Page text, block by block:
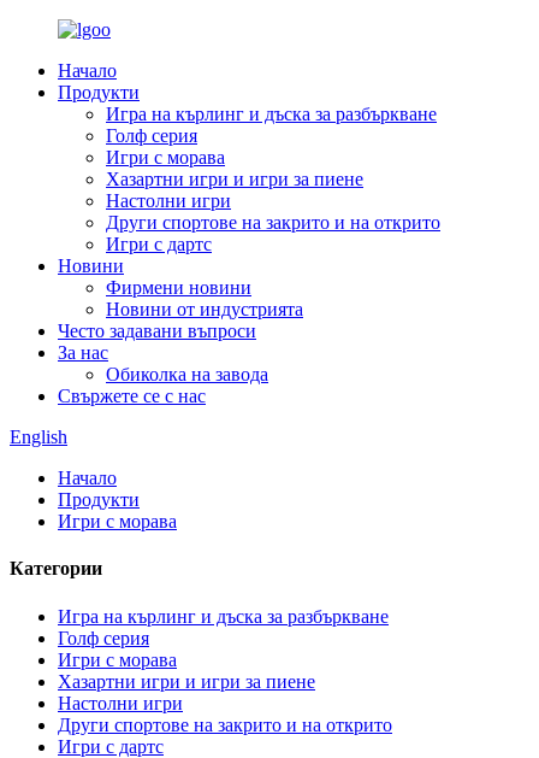
Начало
Продукти
Игра на кърлинг и дъска за разбъркване
Голф серия
Игри с морава
Хазартни игри и игри за пиене
Настолни игри
Други спортове на закрито и на открито
Игри с дартс
Новини
Фирмени новини
Новини от индустрията
Често задавани въпроси
За нас
Обиколка на завода
Свържете се с нас
English
Начало
Продукти
Игри с морава
Категории
Игра на кърлинг и дъска за разбъркване
Голф серия
Игри с морава
Хазартни игри и игри за пиене
Настолни игри
Други спортове на закрито и на открито
Игри с дартс